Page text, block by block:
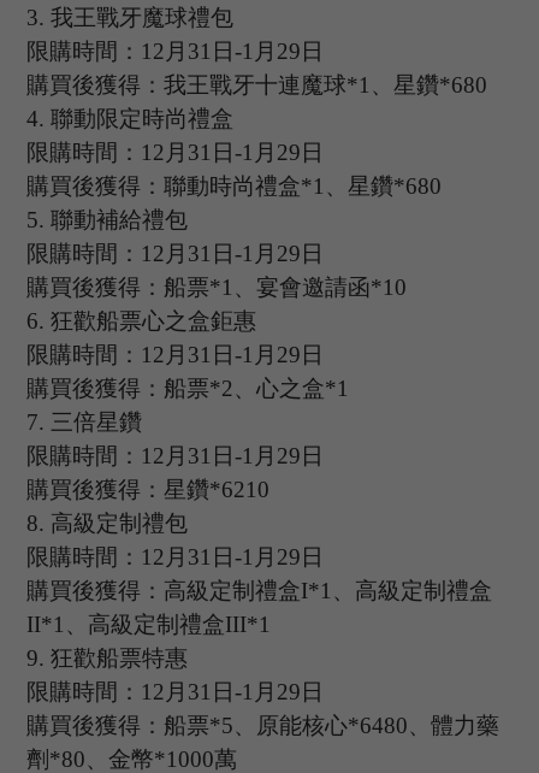
3. 我王戰牙魔球禮包
限購時間： 12 月 31 日-1 月 29日
購買後獲得：我王戰牙十連魔球*1、星鑽*680
4. 聯動限定時尚禮盒
限購時間： 12 月 31 日-1 月 29日
購買後獲得：聯動時尚禮盒*1、星鑽*680
5. 聯動補給禮包
限購時間： 12 月 31 日-1 月 29日
購買後獲得：船票*1、宴會邀請函*10
6. 狂歡船票心之盒鉅惠
限購時間： 12 月 31 日-1 月 29日
購買後獲得：船票*2、心之盒*1
7. 三倍星鑽
限購時間： 12 月 31 日-1 月 29日
購買後獲得：星鑽*6210
8. 高級定制禮包
限購時間： 12 月 31 日-1 月 29日
購買後獲得：高級定制禮盒I*1、高級定制禮盒
II*1、高級定制禮盒III*1
9. 狂歡船票特惠
限購時間： 12 月 31 日-1 月 29日
購買後獲得：船票*5、原能核心*6480、體力藥
劑*80、金幣*1000萬